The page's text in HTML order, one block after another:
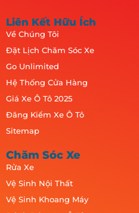
Liên Kết Hữu Ích
Về Chúng Tôi
Đặt Lịch Chăm Sóc Xe
Go Unlimited
Hệ Thống Cửa Hàng
Giá Xe Ô Tô 2025
Đăng Kiểm Xe Ô Tô
Sitemap
Chăm Sóc Xe
Rửa Xe
Vệ Sinh Nội Thất
Vệ Sinh Khoang Máy